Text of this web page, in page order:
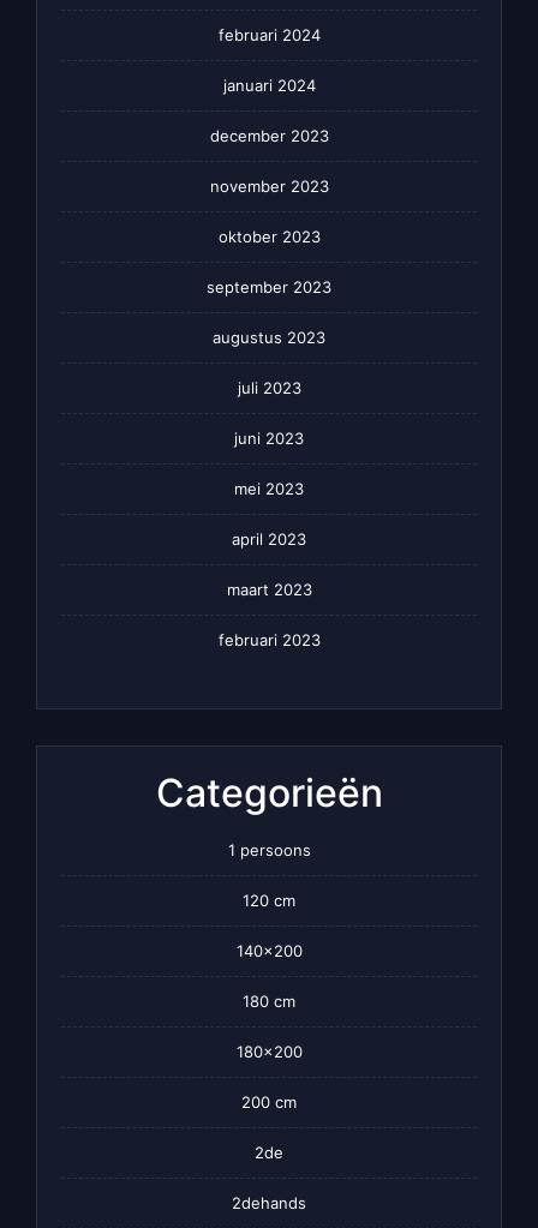
februari 2024
januari 2024
december 2023
november 2023
oktober 2023
september 2023
augustus 2023
juli 2023
juni 2023
mei 2023
april 2023
maart 2023
februari 2023
Categorieën
1 persoons
120 cm
140×200
180 cm
180×200
200 cm
2de
2dehands